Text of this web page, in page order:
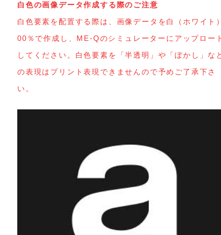
白色の画像データ作成する際のご注意
白色要素を配置する際は、画像データを白（ホワイト
00％で作成し、ME-Qのシミュレーターにアップロー
してください。白色要素を「半透明」や「ぼかし」な
の表現はプリント表現できませんので予めご了承下さ
い。